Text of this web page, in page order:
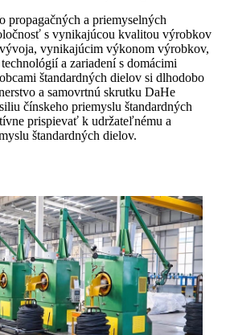
propagačných a priemyselných
s vynikajúcou kvalitou výrobkov
vynikajúcim výkonom výrobkov,
a zariadení s domácimi
štandardných dielov si dlhodobo
a samovrtnú skrutku DaHe
čínskeho priemyslu štandardných
prispievať k udržateľnému a
štandardných dielov.